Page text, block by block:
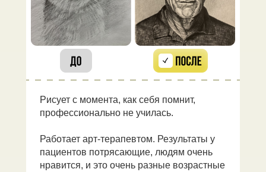
Рисует с момента, как себя помнит,
профессионально не училась.
Работает арт-терапевтом. Результаты у
пациентов потрясающие, людям очень
нравится, и это очень разные возрастные